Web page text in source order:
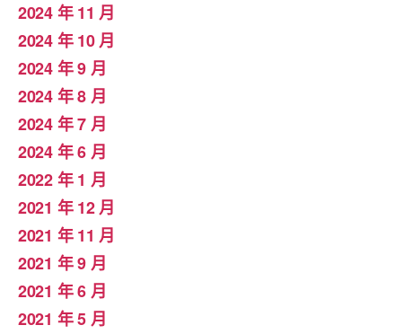
2024 年 11 月
2024 年 10 月
2024 年 9 月
2024 年 8 月
2024 年 7 月
2024 年 6 月
2022 年 1 月
2021 年 12 月
2021 年 11 月
2021 年 9 月
2021 年 6 月
2021 年 5 月